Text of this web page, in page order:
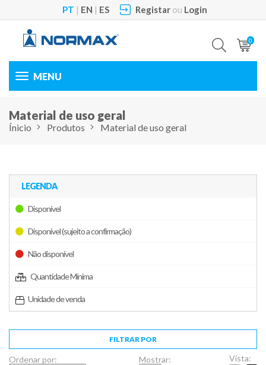
PT | EN | ES Registarou Login
0
Toggle
Material de uso geral
Ínicio Produtos Material de uso geral
LEGENDA
Disponível
Disponível (sujeito a confirmação)
Não disponível
Quantidade Mínima
Unidade de venda
FILTRAR POR
Ordenar por: Mostrar: Vista: